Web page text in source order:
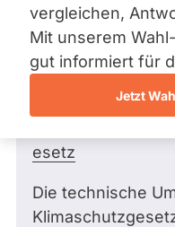
Sachsen
Sachsen-
Sachsen-
Schleswig-
Thüringen
Archiv
Über uns
vergleichen,
Mit unserem
gut informiert für
Jetzt
Umsetzbarkeit
sind und die
und Wirtschaft
https://
esetz
Die technische